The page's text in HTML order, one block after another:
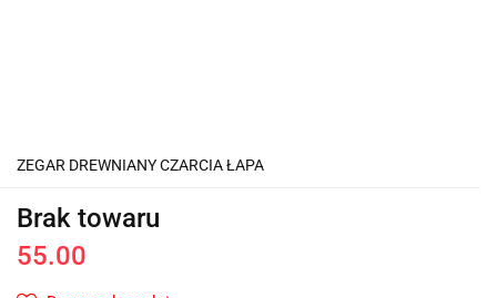
ZEGAR DREWNIANY CZARCIA ŁAPA
Brak towaru
55.00